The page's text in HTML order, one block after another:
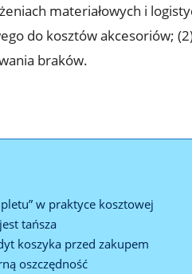
materiałowych i
do kosztów akcesoriów;
braków.
w praktyce kosztowej
tańsza
koszyka przed zakupem
oszczędność